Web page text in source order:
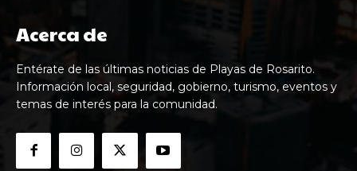
Acerca de
Entérate de las últimas noticias de Playas de Rosarito.
Información local, seguridad, gobierno, turismo, eventos y
temas de interés para la comunidad.